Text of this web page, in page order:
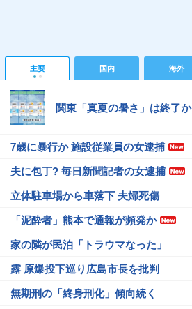
主要 国内 海外
関東「真夏の暑さ」は終了か
7歳に暴行か 施設従業員の女逮捕
夫に包丁? 毎日新聞記者の女逮捕
立体駐車場から車落下 夫婦死傷
「泥酔者」熊本で通報が頻発か
家の隣が民泊「トラウマなった」
露 原爆投下巡り広島市長を批判
無期刑の「終身刑化」傾向続く